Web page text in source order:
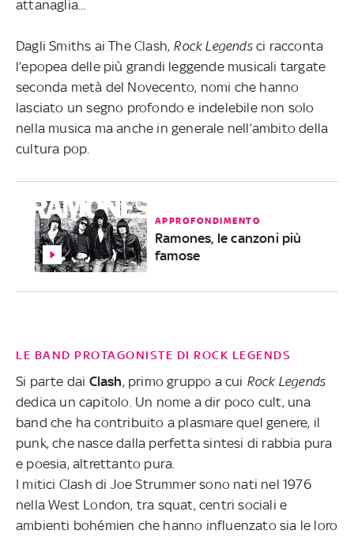
attanaglia...
Dagli Smiths ai The Clash, Rock Legendsci racconta
l’epopea delle più grandi leggende musicali targate
seconda metà del Novecento, nomi che hanno
lasciato un segno profondo e indelebile non solo
nella musica ma anche in generale nell’ambito della
cultura pop.
APPROFONDIMENTO
Ramones, le canzoni più
famose
LE BAND PROTAGONISTE DI ROCK LEGENDS
Si parte dai Clash, primo gruppo a cui Rock Legends
dedica un capitolo. Un nome a dir poco cult, una
band che ha contribuito a plasmare quel genere, il
punk, che nasce dalla perfetta sintesi di rabbia pura
e poesia, altrettanto pura.
I mitici Clash di Joe Strummer sono nati nel 1976
nella West London, tra squat, centri sociali e
ambienti bohémien che hanno influenzato sia le loro